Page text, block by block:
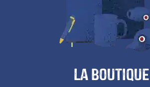
La boutique